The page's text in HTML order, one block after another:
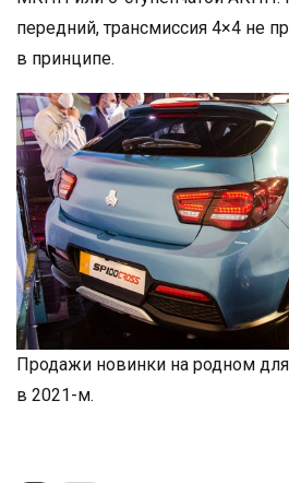
передний, трансмиссия 4×4 не
в принципе.
Продажи новинки на родном
в 2021-м.